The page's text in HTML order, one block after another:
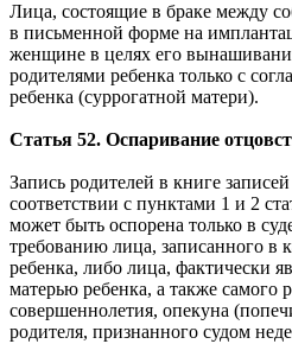
Лица, состоящие в браке между
в письменной форме на
женщине в целях его
родителями ребенка только с
ребенка (суррогатной матери).
Статья 52. Оспаривание
Запись родителей в книге
соответствии с пунктами 1 и 2
может быть оспорена только в
требованию лица, записанного в
ребенка, либо лица, фактически
матерью ребенка, а также самого
совершеннолетия, опекуна
родителя, признанного судом